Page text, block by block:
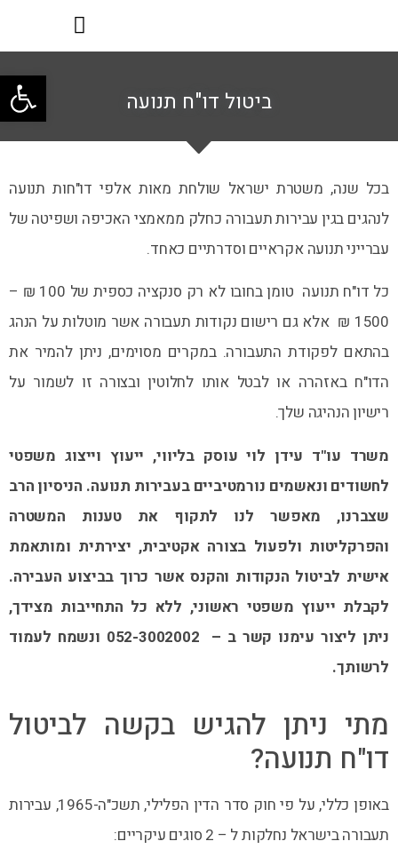
ביטול דו"ח תנועה
בכל שנה, משטרת ישראל שולחת מאות אלפי דו"חות תנועה
לנהגים בגין עבירות תעבורה כחלק ממאמצי האכיפה ושפיטה של
עברייני תנועה אקראיים וסדרתיים כאחד.
כל דו"ח תנועה טומן בחובו לא רק סנקציה כספית של 100 ₪ –
1500 ₪ אלא גם רישום נקודות תעבורה אשר מוטלות על הנהג
בהתאם לפקודת התעבורה. במקרים מסוימים, ניתן להמיר את
הדו"ח באזהרה או לבטל אותו לחלוטין ובצורה זו לשמור על
רישיון הנהיגה שלך.
משרד עו"ד עידן לוי עוסק בליווי, ייעוץ וייצוג משפטי
לחשודים ונאשמים נורמטיביים בעבירות תנועה. הניסיון הרב
שצברנו, מאפשר לנו לתקוף את טענות המשטרה
והפרקליטות ולפעול בצורה אקטיבית, יצירתית ומותאמת
אישית לביטול הנקודות והקנס אשר כרוך בביצוע העבירה.
לקבלת ייעוץ משפטי ראשוני, ללא כל התחייבות מצידך,
ניתן ליצור עימנו קשר ב – 052-3002002 ונשמח לעמוד
לרשותך.
מתי ניתן להגיש בקשה לביטול
דו"ח תנועה?
באופן כללי, על פי חוק סדר הדין הפלילי, תשכ"ה-1965, עבירות
תעבורה בישראל נחלקות ל – 2 סוגים עיקריים: